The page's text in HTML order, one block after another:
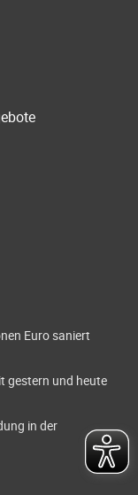
Euro saniert
gestern und heute
in der